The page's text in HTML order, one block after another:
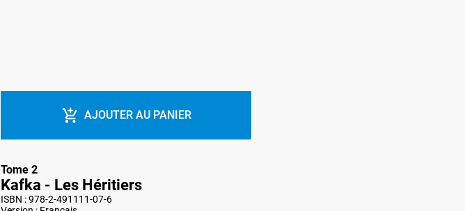
AJOUTER AU PANIER
Tome 2
Kafka - Les Héritiers
ISBN : 978-2-491111-07-6